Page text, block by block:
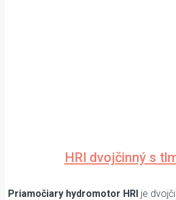
HRI dvojčinný s
Priamočiary hydromotor HRIje